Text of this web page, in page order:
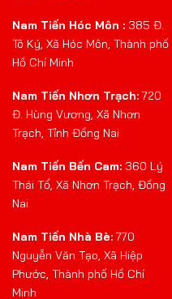
Nam Tiến Hóc Môn : 385 Đ.
Tô Ký, Xã Hóc Môn, Thành phố
Hồ Chí Minh
Nam Tiến Nhơn Trạch: 720
Đ. Hùng Vương, Xã Nhơn
Trạch, Tỉnh Đồng Nai
Nam Tiến Bến Cam: 360 Lý
Thái Tổ, Xã Nhơn Trạch, Đồng
Nai
Nam Tiến Nhà Bè: 770
Nguyễn Văn Tạo, Xã Hiệp
Phước, Thành phố Hồ Chí
Minh